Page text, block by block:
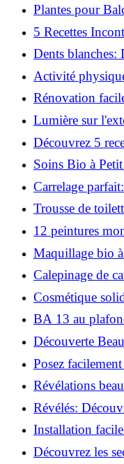
Plantes pour
votre Terrasse
5 Recettes
des huiles
Dents blanches:
ingrédients
Activité
compte pour
Rénovation
parquet
Lumière sur
concevoir et
Découvrez 5
vera pour votre
Soins Bio à
Chouchouter
Carrelage
facilement!
Trousse de
pour moins de
12 peintures
Découvrez les
Maquillage bio
s'équiper pour
Calepinage de
astuces
Cosmétique
beauté pour zéro
BA 13 au
coller ?
Découverte
Glamour !
Posez
Transformez
Révélations
insoupçonnées
Révélés:
l'huile de ricin!
Installation
luminaire au
Découvrez les